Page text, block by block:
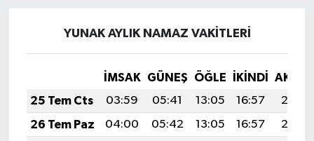
YUNAK AYLIK NAMAZ VAKITLERI
İMSAK GÜNEŞ ÖĞLE İKINDI
25 Tem Cts
03:59 05:41 13:05 16:57
20:18
26 Tem Paz
04:00 05:42 13:05 16:57
20:18